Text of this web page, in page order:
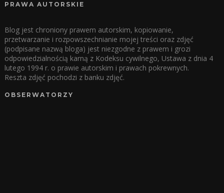
PRAWA AUTORSKIE
Blog jest chroniony prawem autorskim, kopiowanie,
przetwarzanie i rozpowszechnianie mojej treści oraz zdjęć
(podpisane nazwą bloga) jest niezgodne z prawem i grozi
odpowiedzialnością karną z Kodeksu cywilnego, Ustawa z dnia 4
lutego 1994 r. o prawie autorskim i prawach pokrewnych.
Reszta zdjęć pochodzi z banku zdjęć.
OBSERWATORZY